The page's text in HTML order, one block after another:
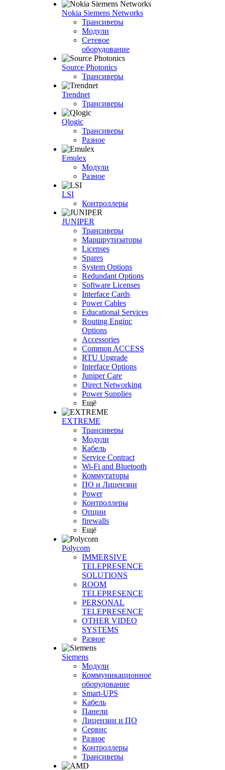
Nokia Siemens Networks
Трансиверы
Модули
Сетевое
оборудование
Source Photonics
Трансиверы
Trendnet
Трансиверы
Qlogic
Трансиверы
Разное
Emulex
Модули
Разное
LSI
Контроллеры
JUNIPER
Трансиверы
Маршрутизаторы
Licenses
Spares
System Options
Redundant Options
Software Licenses
Interface Cards
Power Cables
Educational Services
Routing Enginc
Options
Accessories
Common ACCESS
RTU Upgrade
Interface Options
Juniper Care
Direct Networking
Power Supplies
Ещё
EXTREME
Трансиверы
Модули
Кабель
Service Contract
Wi-Fi and Bluetooth
Коммутаторы
ПО и Лицензии
Power
Контроллеры
Опции
firewalls
Ещё
Polycom
IMMERSIVE
TELEPRESENCE
SOLUTIONS
ROOM
TELEPRESENCE
PERSONAL
TELEPRESENCE
OTHER VIDEO
SYSTEMS
Разное
Siemens
Модули
Коммуникационное
оборудование
Smart-UPS
Кабель
Панели
Лицензии и ПО
Сервис
Разное
Контроллеры
Трансиверы